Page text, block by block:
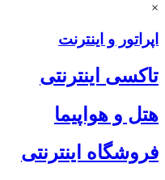
×
اپراتور و اینترنت
تاکسی اینترنتی
هتل و هواپیما
فروشگاه اینترنتی